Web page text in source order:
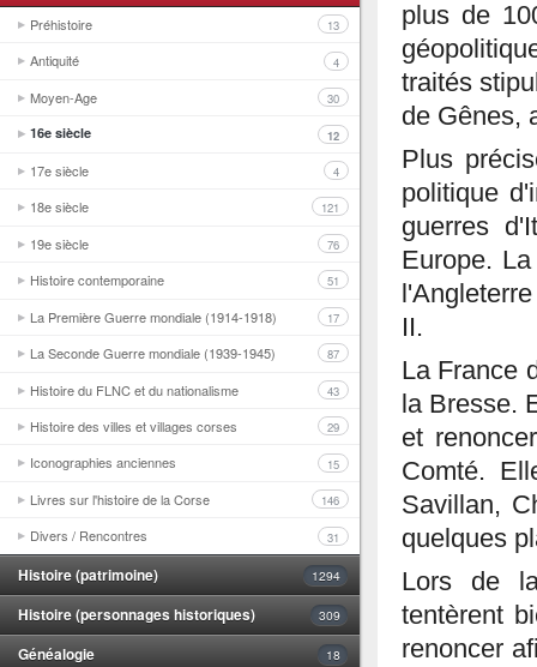
Préhistoire 13
Antiquité 4
Moyen-Age 30
16e siècle 12
17e siècle 4
18e siècle 121
19e siècle 76
Histoire contemporaine 51
La Première Guerre mondiale (1914-1918) 17
La Seconde Guerre mondiale (1939-1945) 87
Histoire du FLNC et du nationalisme 43
Histoire des villes et villages corses 29
Iconographies anciennes 15
Livres sur l'histoire de la Corse 146
Divers / Rencontres 31
Histoire (patrimoine) 1294
Histoire (personnages historiques) 309
Généalogie 18
plus de
traités
de Gênes,
Plus
politique
guerres
Europe.
II.
La France
la Bresse.
et
Comté.
Savillan,
quelques
Lors de
tentèrent
renoncer